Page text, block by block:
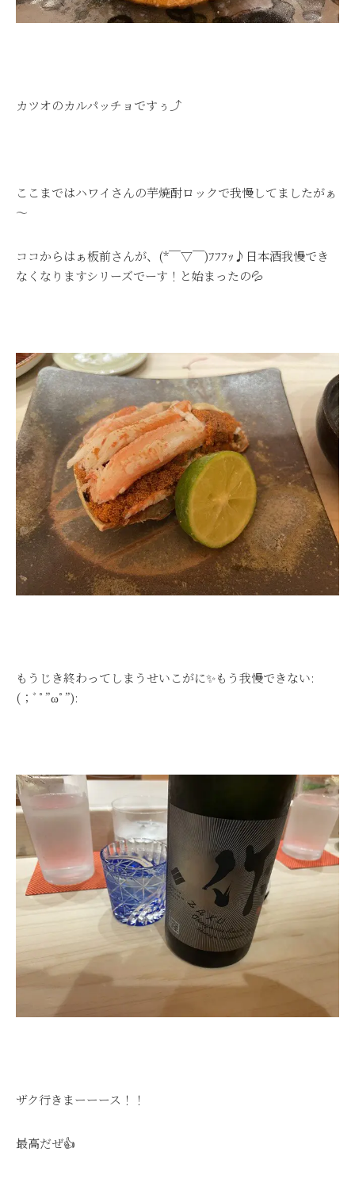
カツオのカルパッチョですぅ⤴
ここまではハワイさんの芋焼酎ロックで我慢してましたがぁ
～
ココからはぁ板前さんが、(*￣▽￣)ﾌﾌﾌｯ♪日本酒我慢でき
なくなりますシリーズでーす！と始まったの💦
もうじき終わってしまうせいこがに✨もう我慢できない:
(；ﾞﾟ”ωﾟ”):
ザク行きまーーース！！
最高だぜ👍